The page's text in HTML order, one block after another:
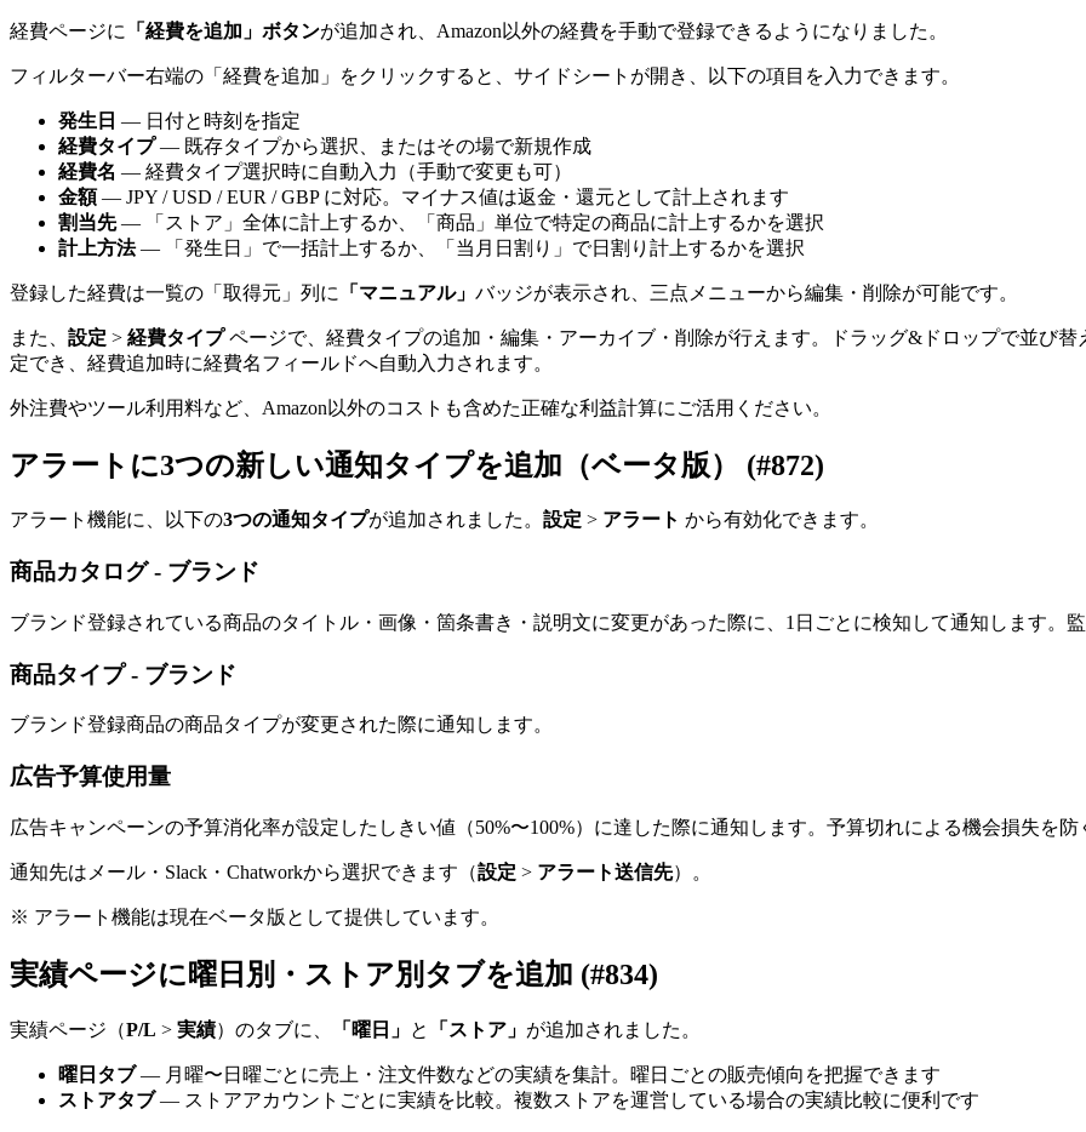
経費ページに 「経費を追加」ボタンが追加され、Amazon以外の経費を手動で登録できるようになりました。
フィルターバー右端の「経費を追加」をクリックすると、サイドシートが開き、以下の項目を入力できます。
発生日 — 日付と時刻を指定
経費タイプ— 既存タイプから選択、またはその場で新規作成
経費名 — 経費タイプ選択時に自動入力（手動で変更も可）
金額— JPY / USD / EUR / GBP に対応。マイナス値は返金・還元として計上されます
割当先— 「ストア」全体に計上するか、「商品」単位で特定の商品に計上するかを選択
計上方法— 「発生日」で一括計上するか、「当月日割り」で日割り計上するかを選択
登録した経費は一覧の「取得元」列に 「マニュアル」 バッジが表示され、三点メニューから編集・削除が可能です。
また、 設定 > 経費タイプページで、経費タイプの追加・編集・アーカイブ・削除が行えます。ドラッグ&ドロップで並び
定でき、経費追加時に経費名フィールドへ自動入力されます。
外注費やツール利用料など、Amazon以外のコストも含めた正確な利益計算にご活用ください。
アラートに3つの新しい通知タイプを追加（ベータ版） (#872)
アラート機能に、以下の3つの通知タイプが追加されました。 設定 > アラート から有効化できます。
商品カタログ - ブランド
ブランド登録されている商品のタイトル・画像・箇条書き・説明文に変更があった際に、1日ごとに検知して通知します。
商品タイプ - ブランド
ブランド登録商品の商品タイプが変更された際に通知します。
広告予算使用量
広告キャンペーンの予算消化率が設定したしきい値（50%〜100%）に達した際に通知します。予算切れによる機会損失を防
通知先はメール・Slack・Chatworkから選択できます（設定 > アラート送信先）。
※ アラート機能は現在ベータ版として提供しています。
実績ページに曜日別・ストア別タブを追加 (#834)
実績ページ（P/L > 実績）のタブに、 「曜日」 と 「ストア」 が追加されました。
曜日タブ— 月曜〜日曜ごとに売上・注文件数などの実績を集計。曜日ごとの販売傾向を把握できます
ストアタブ— ストアアカウントごとに実績を比較。複数ストアを運営している場合の実績比較に便利です